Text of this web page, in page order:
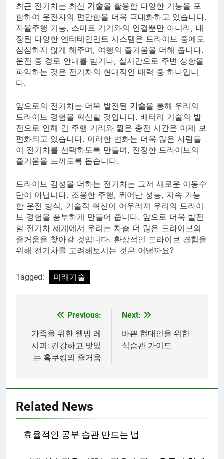
최근 전기차는 최신 기술을 활용한 다양한 기능을 포
함하여 운전자의 편안함을 더욱 극대화하고 있습니다.
자율주행 기능, 스마트 기기와의 연결뿐만 아니라, 내
장된 다양한 엔터테인먼트 시스템은 드라이브 중에도
심심하지 않게 해주며, 여행의 즐거움을 더해 줍니다.
운전 중 경로 안내를 받거나, 실시간으로 주변 상황을
파악하는 것은 전기차의 현대적인 매력 중 하나입니
다.
앞으로의 전기차는 더욱 발전된 기술을 통해 우리의
드라이브 경험을 혁신할 것입니다. 배터리 기술의 발
전으로 인해 긴 주행 거리와 짧은 충전 시간은 이제 보
편화되고 있습니다. 이러한 변화는 더욱 많은 사람들
이 전기차를 선택하도록 만들며, 진정한 드라이브의
즐거움을 느끼도록 돕습니다.
드라이브 감성을 더하는 전기차는 그저 새로운 이동수
단이 아닙니다. 조용한 주행, 뛰어난 성능, 지속 가능
한 운전 방식, 기술적 혁신이 어우러져 우리의 드라이
브 경험을 풍부하게 만들어 줍니다. 앞으로 더욱 발전
할 전기차 세계에서 우리는 차츰 더 많은 드라이브의
즐거움을 찾아갈 것입니다. 환상적인 드라이브 경험을
위해 전기차를 고려해보시는 것은 어떨까요?
Tagged: 미래기술
탐
색
Previous:
가족을 위한 웰빙 레
시피: 건강하고 맛있
는 홈쿠킹의 즐거움
Next:
바쁜 현대인을 위한
식습관 가이드
Related News
효율적인 공부 습관 만드는 법